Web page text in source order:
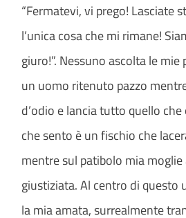
“Fermatevi, vi prego! Lasciate
l’unica cosa che mi rimane!
giuro!”. Nessuno ascolta le mie
un uomo ritenuto pazzo
d’odio e lancia tutto quello
che sento è un fischio che
mentre sul patibolo mia
giustiziata. Al centro di questo
la mia amata, surrealmente